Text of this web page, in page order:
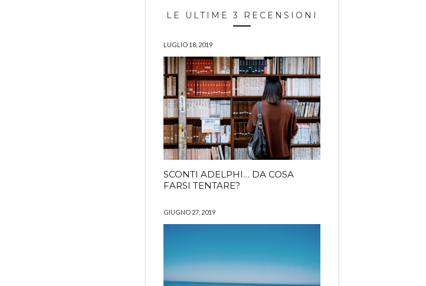
LE ULTIME 3 RECENSIONI
LUGLIO 18, 2019
SCONTI ADELPHI… DA COSA
FARSI TENTARE?
GIUGNO 27, 2019